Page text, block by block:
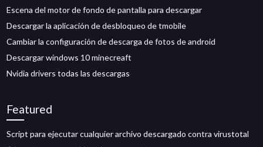
Escena del motor de fondo de pantalla para descargar
Descargar la aplicación de desbloqueo de tmobile
Cambiar la configuración de descarga de fotos de android
Descargar windows 10 minecreaft
Nvidia drivers todas las descargas
Featured
Script para ejecutar cualquier archivo descargado contra virustotal